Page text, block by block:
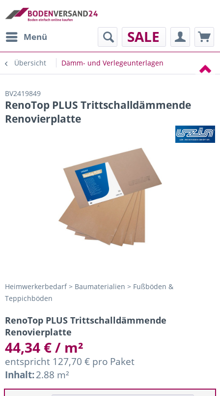
Menü SALE
Übersicht Dämm- und Verlegeunterlagen
BV2419849
RenoTop PLUS Trittschalldämmende
Renovierplatte
Heimwerkerbedarf > Baumaterialien > Fußböden &
Teppichböden
RenoTop PLUS Trittschalldämmende
Renovierplatte
44,34 € / m²
entspricht 127,70 € pro Paket
Inhalt:2.88 m²